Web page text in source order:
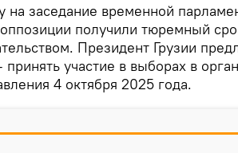
на заседание временной
получили тюремный
Президент Грузии
участие в выборах в
4 октября 2025 года.